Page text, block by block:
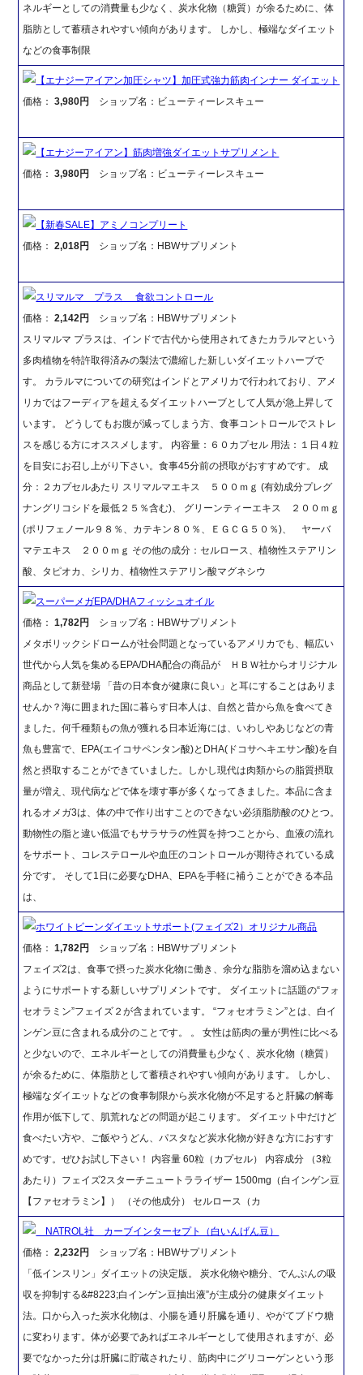
ネルギーとしての消費量も少なく、炭水化物（糖質）が余るために、体
脂肪として蓄積されやすい傾向があります。 しかし、極端なダイエット
などの食事制限
【エナジーアイアン加圧シャツ】加圧式強力筋肉インナー ダイエット
価格：3,980円 ショップ名：ビューティーレスキュー
【エナジーアイアン】筋肉増強ダイエットサプリメント
価格：3,980円 ショップ名：ビューティーレスキュー
【新春SALE】アミノコンプリート
価格：2,018円 ショップ名：HBWサプリメント
スリマルマ プラス 食欲コントロール
価格：2,142円
ショップ名：HBWサプリメント
スリマルマ プラスは、インドで古代から使用されてきたカラルマという
多肉植物を特許取得済みの製法で濃縮した新しいダイエットハーブで
す。 カラルマについての研究はインドとアメリカで行われており、アメ
リカではフーディアを超えるダイエットハーブとして人気が急上昇して
います。 どうしてもお腹が減ってしまう方、食事コントロールでストレ
スを感じる方にオススメします。 内容量：６０カプセル 用法：１日４粒
を目安にお召し上がり下さい。食事45分前の摂取がおすすめです。 成
分：２カプセルあたり スリマルマエキス ５００ｍｇ (有効成分プレグ
ナングリコシドを最低２５％含む)、 グリーンティーエキス ２００ｍｇ
(ポリフェノール９８％、カテキン８０％、ＥＧＣＧ５０％)、 ヤーバ
マテエキス ２００ｍｇ その他の成分：セルロース、植物性ステアリン
酸、タピオカ、シリカ、植物性ステアリン酸マグネシウ
スーパーメガEPA/DHAフィッシュオイル
価格：1,782円
ショップ名：HBWサプリメント
メタボリックシドロームが社会問題となっているアメリカでも、幅広い
世代から人気を集めるEPA/DHA配合の商品が ＨＢＷ社からオリジナル
商品として新登場 「昔の日本食が健康に良い」と耳にすることはありま
せんか？海に囲まれた国に暮らす日本人は、自然と昔から魚を食べてき
ました。何千種類もの魚が獲れる日本近海には、いわしやあじなどの青
魚も豊富で、EPA(エイコサペンタン酸)とDHA(ドコサヘキエサン酸)を自
然と摂取することができていました。しかし現代は肉類からの脂質摂取
量が増え、現代病などで体を壊す事が多くなってきました。本品に含ま
れるオメガ3は、体の中で作り出すことのできない必須脂肪酸のひとつ。
動物性の脂と違い低温でもサラサラの性質を持つことから、血液の流れ
をサポート、コレステロールや血圧のコントロールが期待されている成
分です。 そして1日に必要なDHA、EPAを手軽に補うことができる本品
は、
ホワイトビーンダイエットサポート(フェイズ2）オリジナル商品
価格：1,782円
ショップ名：HBWサプリメント
フェイズ2は、食事で摂った炭水化物に働き、余分な脂肪を溜め込まない
ようにサポートする新しいサプリメントです。 ダイエットに話題の“フォ
セオラミン”フェイズ２が含まれています。 “フォセオラミン”とは、白イ
ンゲン豆に含まれる成分のことです。 。 女性は筋肉の量が男性に比べる
と少ないので、エネルギーとしての消費量も少なく、炭水化物（糖質）
が余るために、体脂肪として蓄積されやすい傾向があります。 しかし、
極端なダイエットなどの食事制限から炭水化物が不足すると肝臓の解毒
作用が低下して、肌荒れなどの問題が起こります。 ダイエット中だけど
食べたい方や、ご飯やうどん、パスタなど炭水化物が好きな方におすす
めです。ぜひお試し下さい！ 内容量 60粒（カプセル） 内容成分 （3粒
あたり）フェイズ2スターチニュートラライザー 1500mg（白インゲン豆
【ファセオラミン】） （その他成分） セルロース（カ
NATROL社 カーブインターセプト（白いんげん豆）
価格：2,232円
ショップ名：HBWサプリメント
「低インスリン」ダイエットの決定版。 炭水化物や糖分、でんぷんの吸
収を抑制する&#8223;白インゲン豆抽出液”が主成分の健康ダイエット
法。口から入った炭水化物は、小腸を通り肝臓を通り、やがてブドウ糖
に変わります。体が必要であればエネルギーとして使用されますが、必
要でなかった分は肝臓に貯蔵されたり、筋肉中にグリコーゲンという形